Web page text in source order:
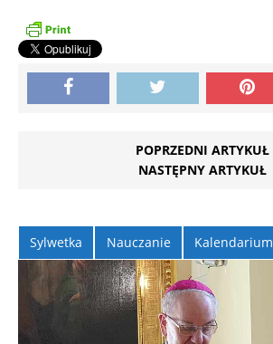
POPRZEDNI ARTYKUŁ
NASTĘPNY ARTYKUŁ
Sylwetka Nauczanie Kalendarium